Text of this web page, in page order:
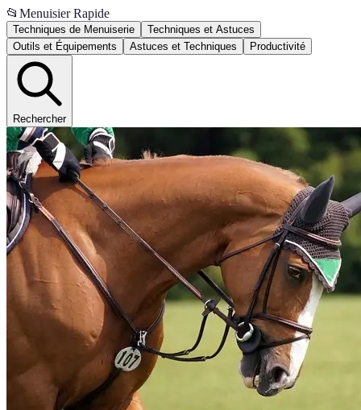
📂 Menuisier Rapide
Techniques de Menuiserie
Techniques et Astuces
Outils et Équipements
Astuces et Techniques Productivité
Rechercher